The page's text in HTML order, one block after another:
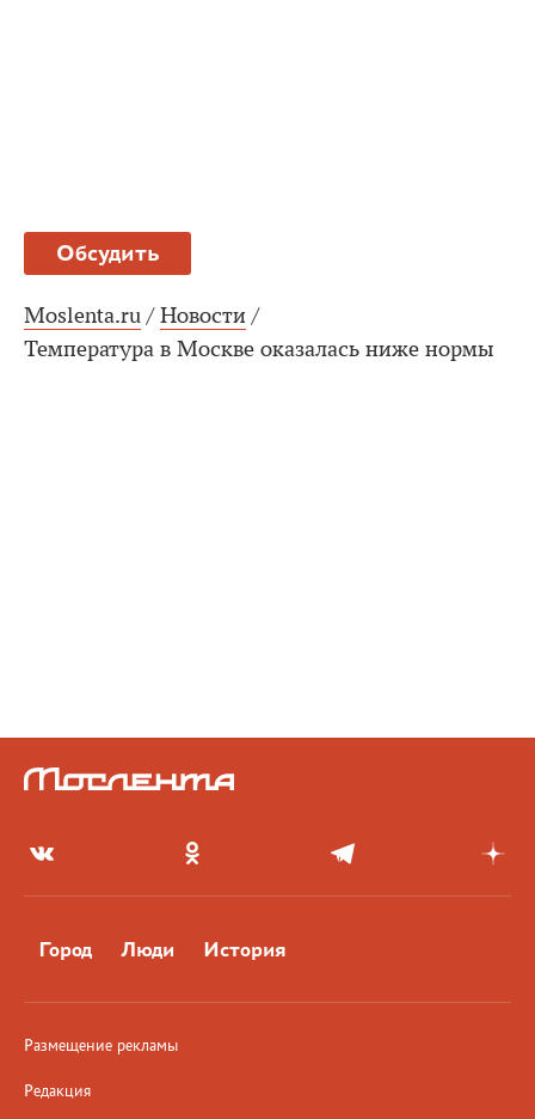
Обсудить
Moslenta.ru / Новости /
Температура в Москве оказалась ниже нормы
Город Люди История
Размещение рекламы
Редакция